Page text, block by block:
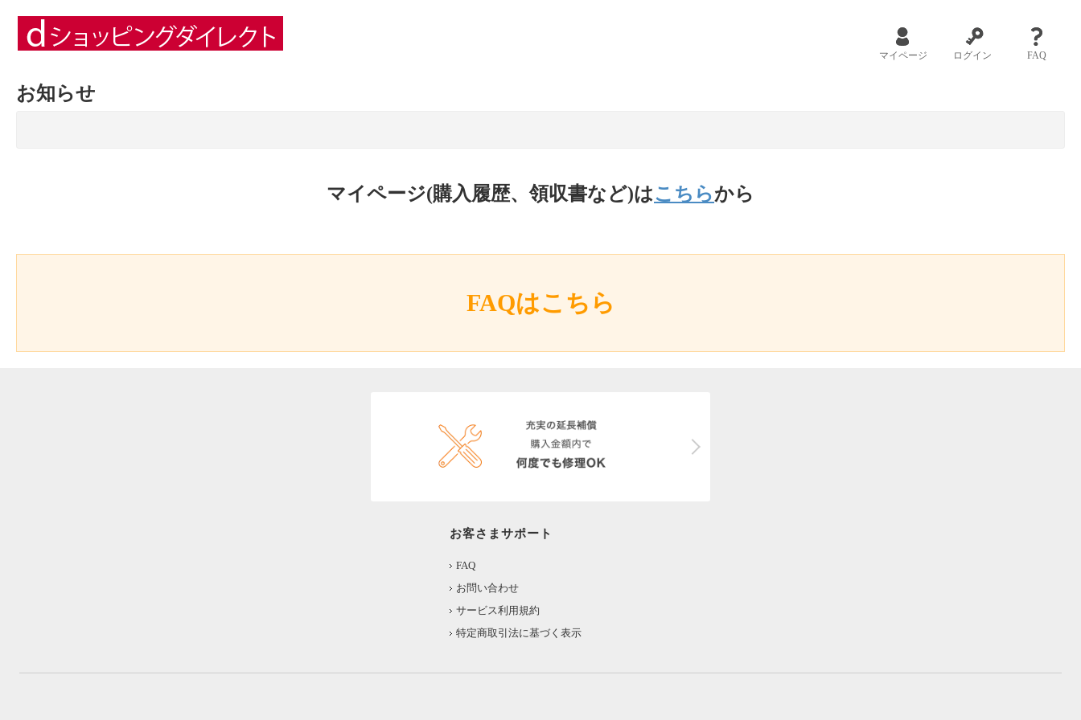
マイページ ログイン FAQ
お知らせ
マイページ(購入履歴、領収書など)はこちらから
FAQはこちら
お客さまサポート
FAQ
お問い合わせ
サービス利用規約
特定商取引法に基づく表示